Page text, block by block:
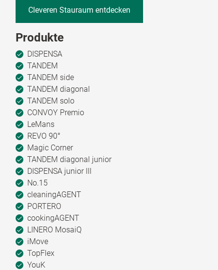
Cleveren Stauraum entdecken
Produkte
DISPENSA
TANDEM
TANDEM side
TANDEM diagonal
TANDEM solo
CONVOY Premio
LeMans
REVO 90°
Magic Corner
TANDEM diagonal junior
DISPENSA junior III
No.15
cleaningAGENT
PORTERO
cookingAGENT
LINERO MosaiQ
iMove
TopFlex
YouK